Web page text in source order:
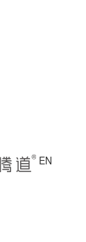
EN